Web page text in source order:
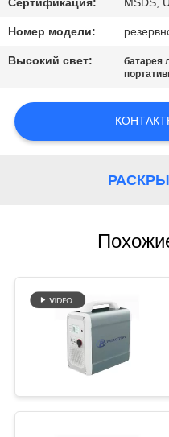
СПРОСИТЕ
ЦИТАТУ
КАРТА
САЙТА
Сертификация: MSDS,
Номер модели:
Высокий свет: батарея